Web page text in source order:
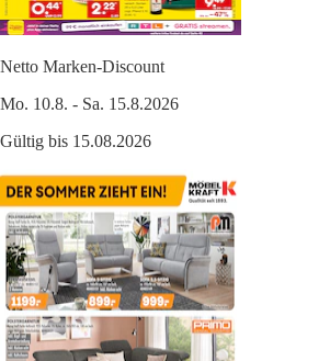
Netto Marken-Discount
Mo. 10.8. - Sa. 15.8.2026
Gültig bis 15.08.2026